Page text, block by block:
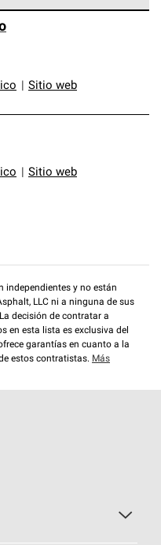
de techos
y requisitos estrictos
Sitio web
Sitio web
independientes y no están
LLC ni a ninguna de sus
decisión de contratar a
en esta lista es exclusiva del
garantías en cuanto a la
estos contratistas. Más